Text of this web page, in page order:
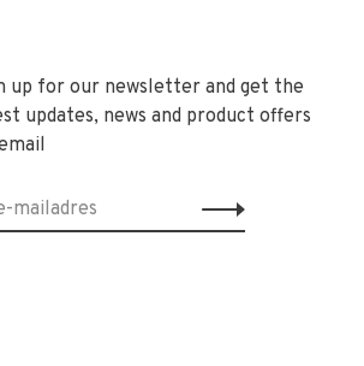
up for our newsletter and get the
updates, news and product offers